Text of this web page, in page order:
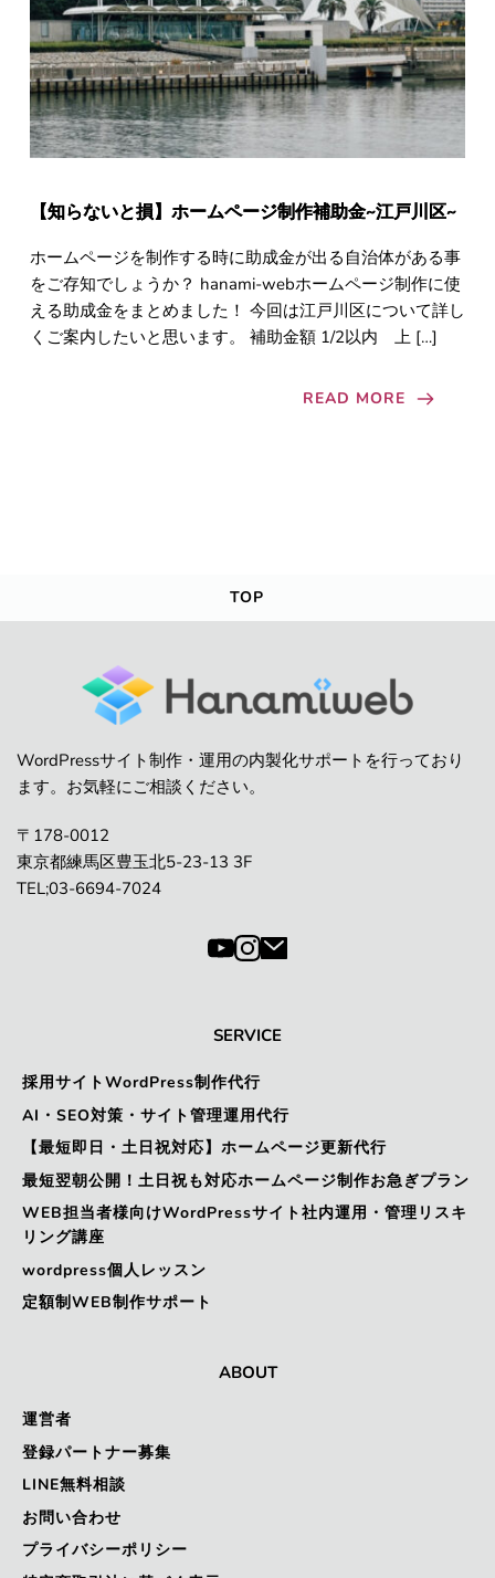
【知らないと損】ホームページ制作補助金~江戸川区~
ホームページを制作する時に助成金が出る自治体がある事
をご存知でしょうか？ hanami-webホームページ制作に使
える助成金をまとめました！ 今回は江戸川区について詳し
くご案内したいと思います。 補助金額 1/2以内 上 […]
READ MORE
TOP
WordPressサイト制作・運用の内製化サポートを行っており
ます。お気軽にご相談ください。
〒178-0012
東京都練馬区豊玉北5-23-13 3F
TEL;03-6694-7024
SERVICE
採用サイトWordPress制作代行
AI・SEO対策・サイト管理運用代行
【最短即日・土日祝対応】ホームページ更新代行
最短翌朝公開！土日祝も対応ホームページ制作お急ぎプラン
WEB担当者様向けWordPressサイト社内運用・管理リスキ
リング講座
wordpress個人レッスン
定額制WEB制作サポート
ABOUT
運営者
登録パートナー募集
LINE無料相談
お問い合わせ
プライバシーポリシー